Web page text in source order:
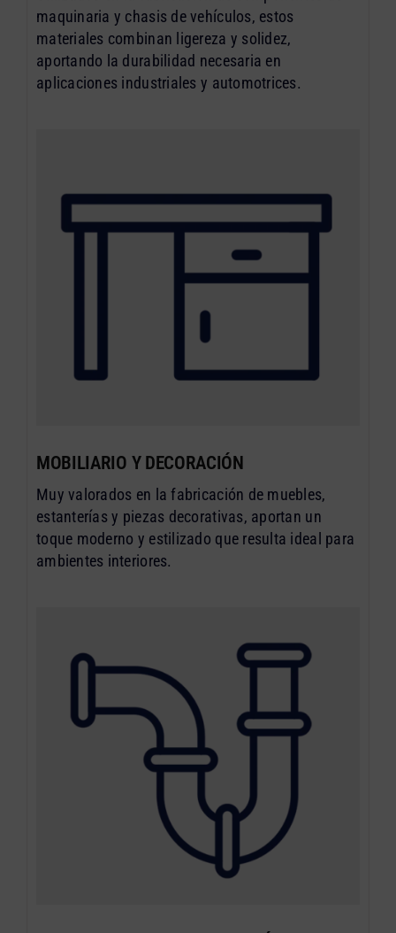
maquinaria y chasis de vehículos, estos
materiales combinan ligereza y solidez,
aportando la durabilidad necesaria en
aplicaciones industriales y automotrices.
MOBILIARIO Y DECORACIÓN
Muy valorados en la fabricación de muebles,
estanterías y piezas decorativas, aportan un
toque moderno y estilizado que resulta ideal para
ambientes interiores.